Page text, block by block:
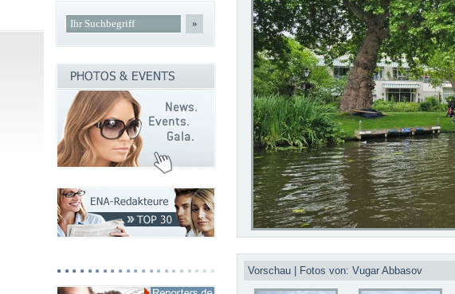
Vorschau | Fotos von: Vugar Abbasov
»